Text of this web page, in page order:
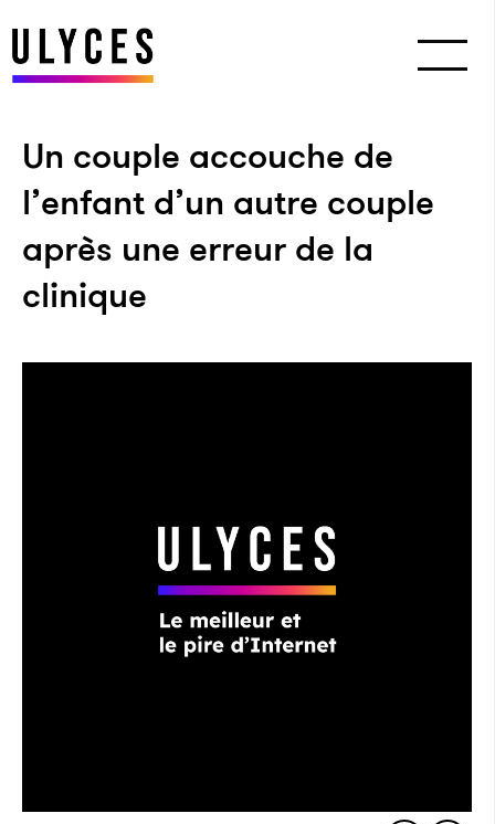
Un couple accouche de
l’enfant d’un autre couple
après une erreur de la
clinique